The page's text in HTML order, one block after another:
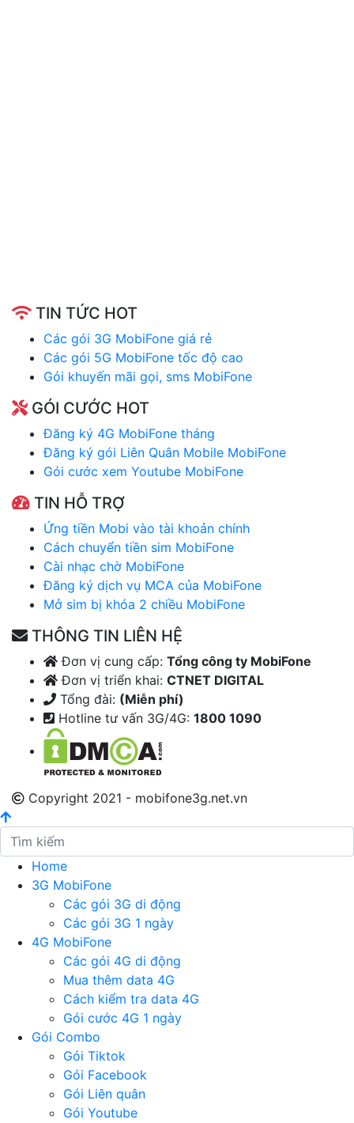
TIN TỨC HOT
Các gói 3G MobiFone giá rẻ
Các gói 5G MobiFone tốc độ cao
Gói khuyến mãi gọi, sms MobiFone
GÓI CƯỚC HOT
Đăng ký 4G MobiFone tháng
Đăng ký gói Liên Quân Mobile MobiFone
Gói cước xem Youtube MobiFone
TIN HỖ TRỢ
Ứng tiền Mobi vào tài khoản chính
Cách chuyển tiền sim MobiFone
Cài nhạc chờ MobiFone
Đăng ký dịch vụ MCA của MobiFone
Mở sim bị khóa 2 chiều MobiFone
THÔNG TIN LIÊN HỆ
Đơn vị cung cấp: Tổng công ty MobiFone
Đơn vị triển khai: CTNET DIGITAL
Tổng đài: (Miễn phí)
Hotline tư vấn 3G/4G: 1800 1090
Copyright 2021 - mobifone3g.net.vn
Home
3G MobiFone
Các gói 3G di động
Các gói 3G 1 ngày
4G MobiFone
Các gói 4G di động
Mua thêm data 4G
Cách kiểm tra data 4G
Gói cước 4G 1 ngày
Gói Combo
Gói Tiktok
Gói Facebook
Gói Liên quân
Gói Youtube